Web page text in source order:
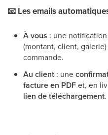
📧 Les emails
À vous : une
(montant, client,
commande.
Au client : une
facture en PDFet, en
lien de téléchargement.